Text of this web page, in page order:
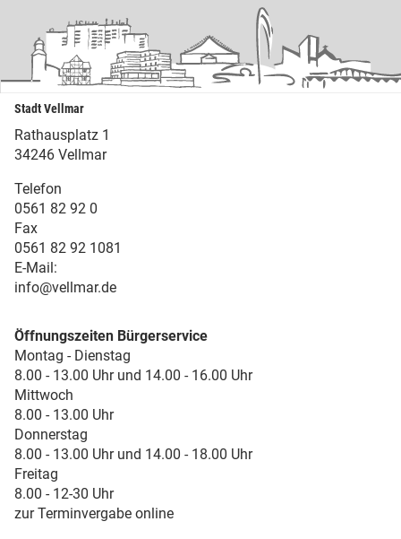
Stadt Vellmar
Rathausplatz 1
34246 Vellmar
Telefon
0561 82 92 0
Fax
0561 82 92 1081
E-Mail:
info@vellmar.de
Öffnungszeiten Bürgerservice
Montag - Dienstag
8.00 - 13.00 Uhr und 14.00 - 16.00 Uhr
Mittwoch
8.00 - 13.00 Uhr
Donnerstag
8.00 - 13.00 Uhr und 14.00 - 18.00 Uhr
Freitag
8.00 - 12-30 Uhr
zur Terminvergabe online